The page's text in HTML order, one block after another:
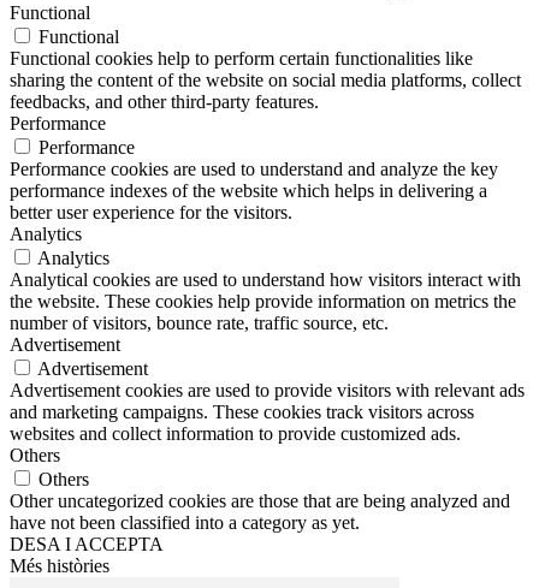
Functional
Functional
Functional cookies help to perform certain functionalities like
sharing the content of the website on social media platforms, collect
feedbacks, and other third-party features.
Performance
Performance
Performance cookies are used to understand and analyze the key
performance indexes of the website which helps in delivering a
better user experience for the visitors.
Analytics
Analytics
Analytical cookies are used to understand how visitors interact with
the website. These cookies help provide information on metrics the
number of visitors, bounce rate, traffic source, etc.
Advertisement
Advertisement
Advertisement cookies are used to provide visitors with relevant ads
and marketing campaigns. These cookies track visitors across
websites and collect information to provide customized ads.
Others
Others
Other uncategorized cookies are those that are being analyzed and
have not been classified into a category as yet.
DESA I ACCEPTA
Més històries